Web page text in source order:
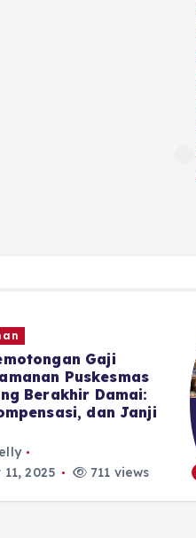
Gaji
Puskesmas
Berakhir Damai:
dan Janji
2025
711 views